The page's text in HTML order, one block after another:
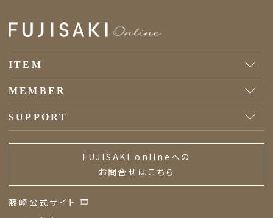
ITEM
MEMBER
SUPPORT
FUJISAKI onlineへの
お問合せはこちら
藤崎公式サイト